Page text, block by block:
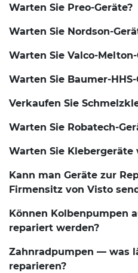
Warten Sie Preo-Geräte?
Warten Sie Nordson-
Warten Sie Valco-Melton-
Warten Sie Baumer-HHS-
Verkaufen Sie
Warten Sie Robatech-
Warten Sie
Kann man Geräte zur
Firmensitz von Visto
Können Kolbenpumpen
repariert werden?
Zahnradpumpen — was
reparieren?